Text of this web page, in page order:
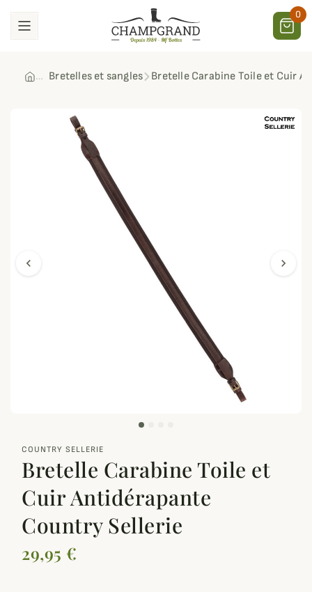
0
Bretelles et sangles Bretelle Carabine Toile et Cuir
chevron_left chevron_right
COUNTRY SELLERIE
Bretelle Carabine Toile et
Cuir Antidérapante
Country Sellerie
29,95 €